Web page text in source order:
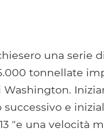
una serie
tonnellate
successivo e
"e una velocità